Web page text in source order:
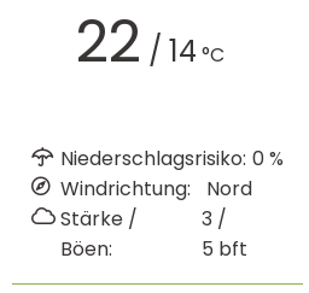
22 / 14 °C
Niederschlagsrisiko: 0%
Stärke /
Böen:
3 /
5 bft
Windrichtung: Nord